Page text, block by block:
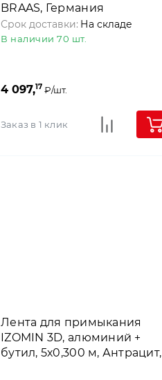
BRAAS, Германия
Срок доставки: На складе
В наличии 70 шт.
4 097,17 ₽/шт.
Заказ в 1 клик
Лента для примыкания
IZOMIN 3D, алюминий +
бутил, 5х0,300 м, Антрацит,